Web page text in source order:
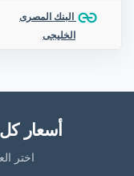
البنك المصرى
الخليجى
أسعار
اختر